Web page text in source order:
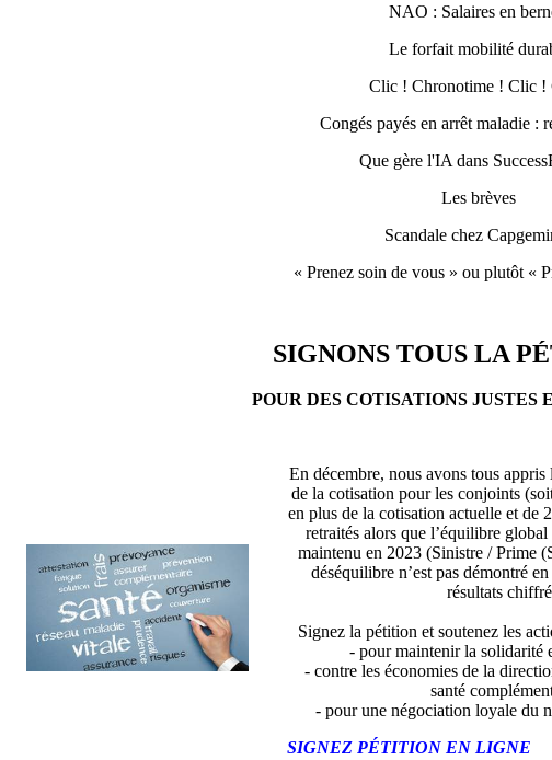
NAO : Salaires en
Le forfait mobilité
Clic ! Chronotime ! Clic !
Congés payés en arrêt maladie :
Que gère l'IA dans
Les brèves
Scandale chez
« Prenez soin de vous » ou plutôt «
SIGNONS TOUS LA
POUR DES COTISATIONS JUSTES
En décembre, nous avons tous
de la cotisation pour les conjoints
en plus de la cotisation actuelle et de
retraités alors que l’équilibre
maintenu en 2023 (Sinistre / Prime
déséquilibre n’est pas démontré
résultats
Signez la pétition et soutenez les
- pour maintenir la solidarité
- contre les économies de la
santé
- pour une négociation loyale du
SIGNEZ PÉTITION EN LIGNE